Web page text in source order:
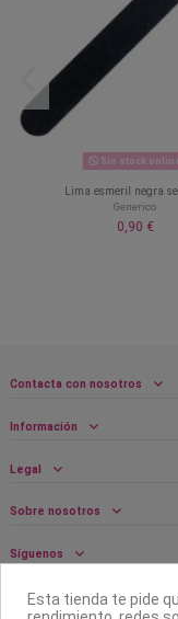
Sin stock online
Lima esmeril negra
Generico
0,90 €
Contacta con nosotros
Información
Legal
Sobre nosotros
Síguenos
Boletín
Esta tienda te pide